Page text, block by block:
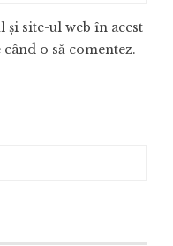
și site-ul web în acest
o să comentez.